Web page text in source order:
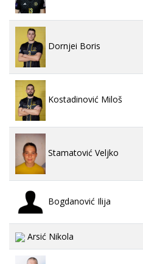
Dornjei Boris
Kostadinović Miloš
Stamatović Veljko
Bogdanović Ilija
Arsić Nikola